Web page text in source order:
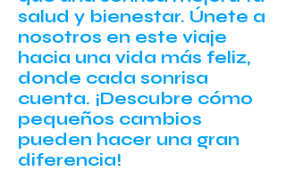
salud y bienestar. Únete a
nosotros en este viaje
hacia una vida más feliz,
donde cada sonrisa
cuenta. ¡Descubre cómo
pequeños cambios
pueden hacer una gran
diferencia!